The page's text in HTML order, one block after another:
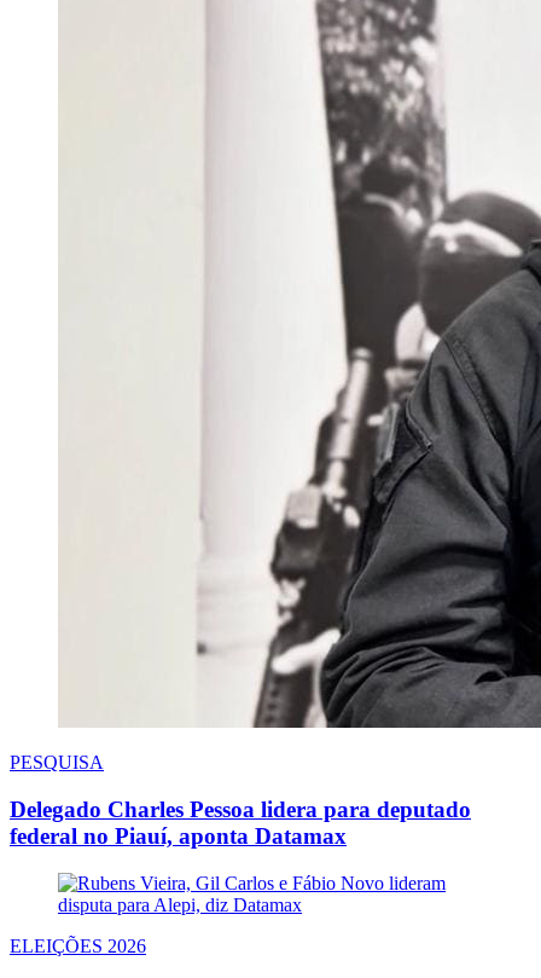
PESQUISA
Delegado Charles Pessoa lidera para deputado
federal no Piauí, aponta Datamax
ELEIÇÕES 2026